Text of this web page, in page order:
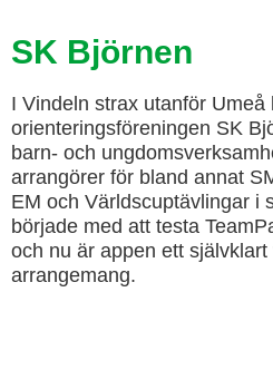
SK Björnen
I Vindeln strax utanför Umeå
orienteringsföreningen SK
barn- och
arrangörer för bland annat
EM och Världscuptävlingar i
började med att testa
och nu är appen ett
arrangemang.